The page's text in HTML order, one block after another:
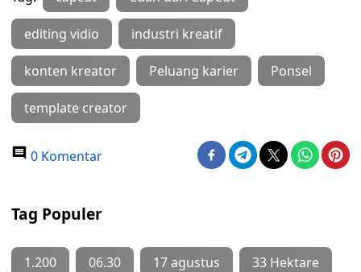
editing vidio industri kreatif
konten kreator Peluang karier Ponsel
template creator
0 Komentar
Tag Populer
1.200 06.30 17 agustus 33 Hektare